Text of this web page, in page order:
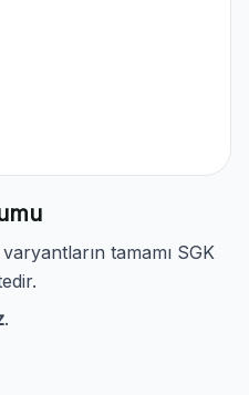
tamamı SGK
.